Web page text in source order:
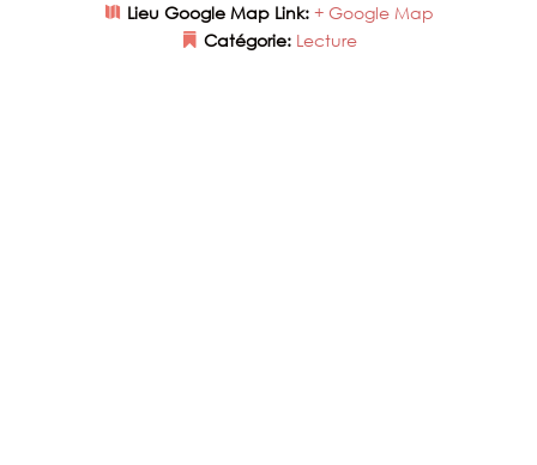
Lieu Google Map Link: + Google Map
Catégorie: Lecture